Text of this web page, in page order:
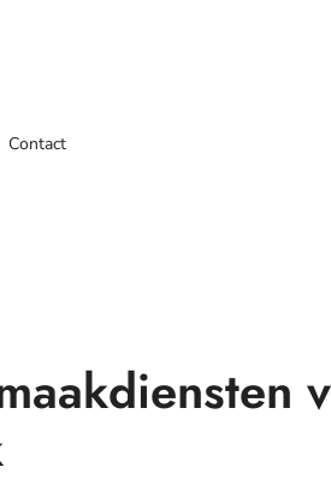
Contact